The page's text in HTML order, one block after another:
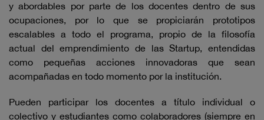
y abordables por parte de los docentes dentro de sus
ocupaciones, por lo que se propiciarán prototipos
escalables a todo el programa, propio de la filosofía
actual del emprendimiento de las Startup, entendidas
como pequeñas acciones innovadoras que sean
acompañadas en todo momento por la institución.
Pueden participar los docentes a título individual o
colectivo y estudiantes como colaboradores (siempre en